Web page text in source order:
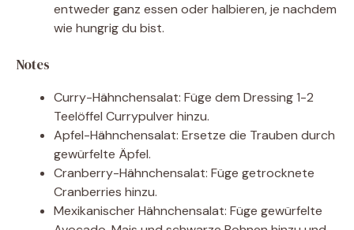
entweder ganz essen oder halbieren, je nachdem
wie hungrig du bist.
Notes
Curry-Hähnchensalat: Füge dem Dressing 1-2
Teelöffel Currypulver hinzu.
Apfel-Hähnchensalat: Ersetze die Trauben durch
gewürfelte Äpfel.
Cranberry-Hähnchensalat: Füge getrocknete
Cranberries hinzu.
Mexikanischer Hähnchensalat: Füge gewürfelte